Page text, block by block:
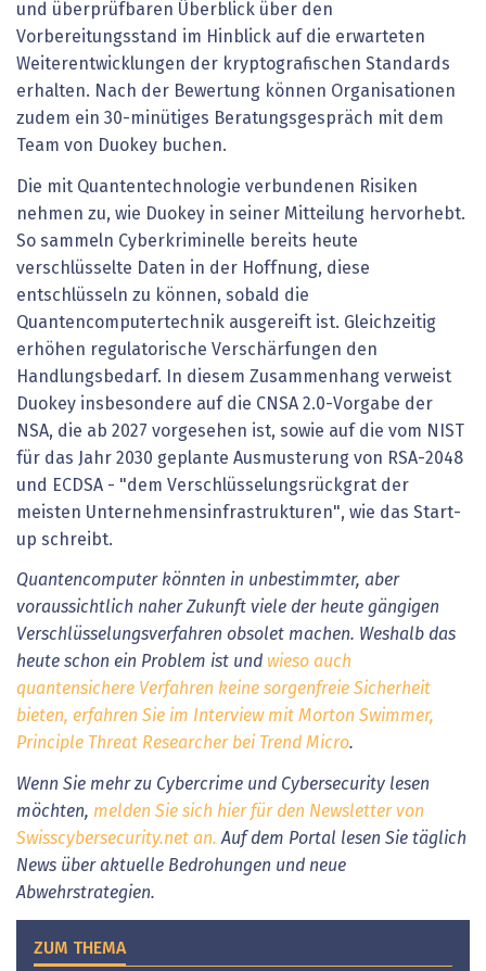
und überprüfbaren Überblick über den
Vorbereitungsstand im Hinblick auf die erwarteten
Weiterentwicklungen der kryptografischen Standards
erhalten. Nach der Bewertung können Organisationen
zudem ein 30-minütiges Beratungsgespräch mit dem
Team von Duokey buchen.
Die mit Quantentechnologie verbundenen Risiken
nehmen zu, wie Duokey in seiner Mitteilung hervorhebt.
So sammeln Cyberkriminelle bereits heute
verschlüsselte Daten in der Hoffnung, diese
entschlüsseln zu können, sobald die
Quantencomputertechnik ausgereift ist. Gleichzeitig
erhöhen regulatorische Verschärfungen den
Handlungsbedarf. In diesem Zusammenhang verweist
Duokey insbesondere auf die CNSA 2.0-Vorgabe der
NSA, die ab 2027 vorgesehen ist, sowie auf die vom NIST
für das Jahr 2030 geplante Ausmusterung von RSA-2048
und ECDSA - "dem Verschlüsselungsrückgrat der
meisten Unternehmensinfrastrukturen", wie das Start-
up schreibt.
Quantencomputer könnten in unbestimmter, aber
voraussichtlich naher Zukunft viele der heute gängigen
Verschlüsselungsverfahren obsolet machen. Weshalb das
heute schon ein Problem ist und wieso auch
quantensichere Verfahren keine sorgenfreie Sicherheit
bieten, erfahren Sie im Interview mit Morton Swimmer,
Principle Threat Researcher bei Trend Micro.
Wenn Sie mehr zu Cybercrime und Cybersecurity lesen
möchten, melden Sie sich hier für den Newsletter von
Swisscybersecurity.net an. Auf dem Portal lesen Sie täglich
News über aktuelle Bedrohungen und neue
Abwehrstrategien.
ZUM THEMA